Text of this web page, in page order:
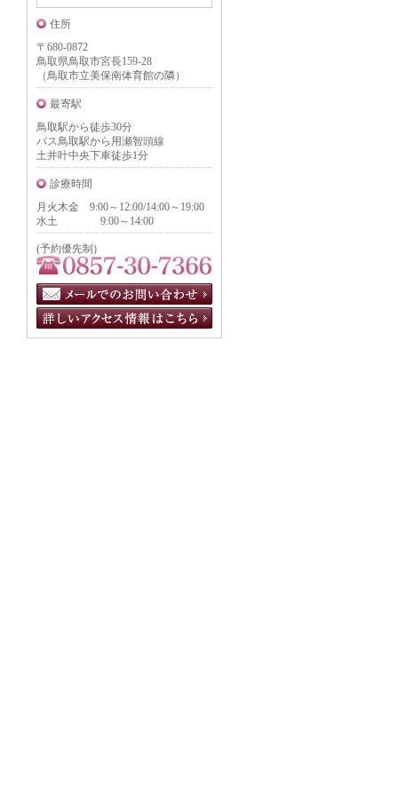
住所
〒680-0872
鳥取県鳥取市宮長159-28
（鳥取市立美保南体育館の隣）
最寄駅
鳥取駅から徒歩30分
バス鳥取駅から用瀬智頭線
土井叶中央下車徒歩1分
診療時間
月火木金 9:00～12:00/14:00～19:00
水土 9:00～14:00
(予約優先制)